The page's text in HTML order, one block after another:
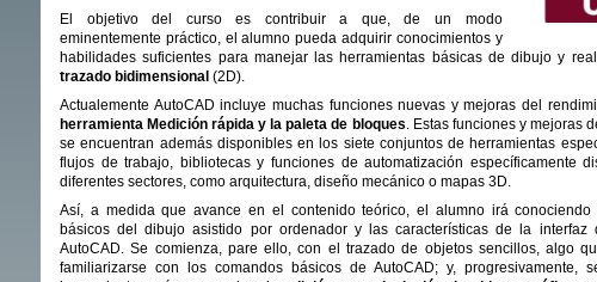
El objetivo del curso es contribuir a que, de un modo
eminentemente práctico, el alumno pueda adquirir conocimientos y
habilidades suficientes para manejar las herramientas básicas de dibujo y
trazado bidimensional (2D).
Actualemente AutoCAD incluye muchas funciones nuevas y mejoras del
herramienta Medición rápida y la paleta de bloques . Estas funciones y mejoras
se encuentran además disponibles en los siete conjuntos de herramientas
flujos de trabajo, bibliotecas y funciones de automatización específicamente
diferentes sectores, como arquitectura, diseño mecánico o mapas 3D.
Así, a medida que avance en el contenido teórico, el alumno irá conociendo
básicos del dibujo asistido por ordenador y las características de la interfaz
AutoCAD. Se comienza, pare ello, con el trazado de objetos sencillos, algo
familiarizarse con los comandos básicos de AutoCAD; y, progresivamente,